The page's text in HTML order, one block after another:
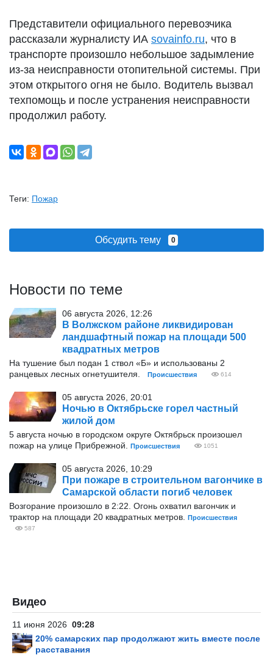
Представители официального перевозчика
рассказали журналисту ИА sovainfo.ru, что в
транспорте произошло небольшое задымление
из-за неисправности отопительной системы. При
этом открытого огня не было. Водитель вызвал
техпомощь и после устранения неисправности
продолжил работу.
Теги: Пожар
Обсудить тему 0
Новости по теме
06 августа 2026, 12:26
В Волжском районе ликвидирован
ландшафтный пожар на площади 500
квадратных метров
На тушение был подан 1 ствол «Б» и использованы 2
ранцевых лесных огнетушителя.
Происшествия 614
05 августа 2026, 20:01
Ночью в Октябрьске горел частный
жилой дом
5 августа ночью в городском округе Октябрьск произошел
пожар на улице Прибрежной.
Происшествия 1051
05 августа 2026, 10:29
При пожаре в строительном вагончике в
Самарской области погиб человек
Возгорание произошло в 2:22. Огонь охватил вагончик и
трактор на площади 20 квадратных метров.
Происшествия
587
Видео
11 июня 2026 09:28
20% самарских пар продолжают жить вместе после
расставания